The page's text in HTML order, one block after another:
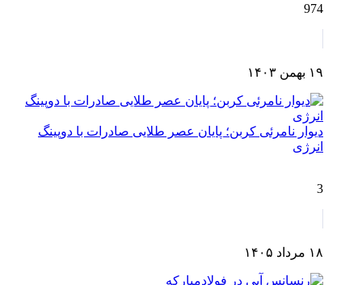
974
۱۹ بهمن ۱۴۰۳
دیوار نامرئی کربن؛ پایان عصر طلایی صادرات با دوپینگ
انرژی
3
۱۸ مرداد ۱۴۰۵